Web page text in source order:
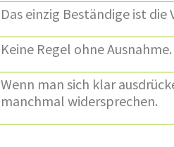
Das einzig Beständige ist die
Keine Regel ohne Ausnahme.
Wenn man sich klar
manchmal widersprechen.